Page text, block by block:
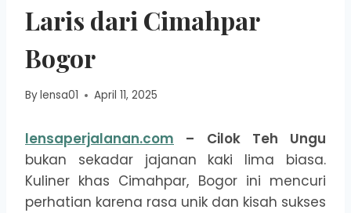
Laris dari Cimahpar
Bogor
Bylensa01 April 11, 2025
lensaperjalanan.com – Cilok Teh Ungu
bukan sekadar jajanan kaki lima biasa.
Kuliner khas Cimahpar, Bogor ini mencuri
perhatian karena rasa unik dan kisah sukses